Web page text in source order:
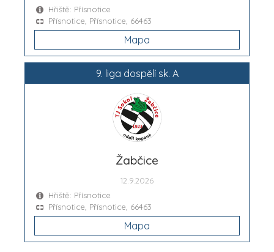
Hřiště: Přísnotice
Přísnotice, Přísnotice, 66463
Mapa
9. liga dospělí sk. A
Žabčice
12.9.2026
Hřiště: Přísnotice
Přísnotice, Přísnotice, 66463
Mapa